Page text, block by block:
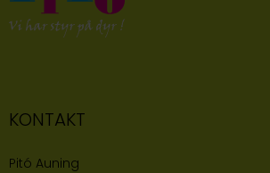
KONTAKT
Pitó Auning